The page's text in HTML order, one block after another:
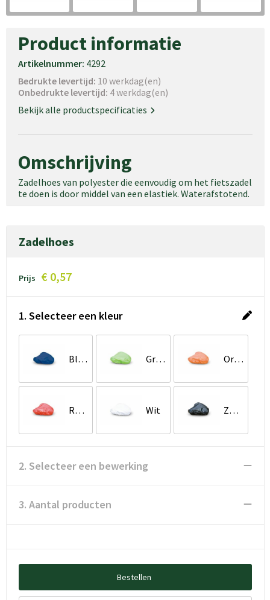
Product informatie
Artikelnummer: 4292
Bedrukte levertijd: 10 werkdag(en)
Onbedrukte levertijd: 4 werkdag(en)
Bekijk alle productspecificaties
Omschrijving
Zadelhoes van polyester die eenvoudig om het fietszadel
te doen is door middel van een elastiek. Waterafstotend.
Zadelhoes
Prijs € 0,57
1. Selecteer een kleur
Blauw Groen Oranje
Rood Wit Zwart
2. Selecteer een bewerking
3. Aantal producten
Bestellen